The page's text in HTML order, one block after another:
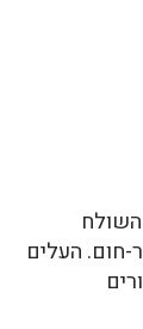
חום. העלים